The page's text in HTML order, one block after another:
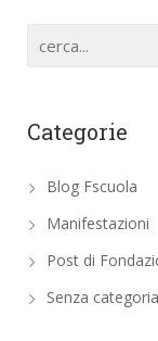
Categorie
Blog Fscuola
Manifestazioni
Post di
Senza categoria